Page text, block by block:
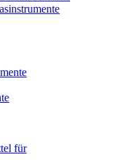
für